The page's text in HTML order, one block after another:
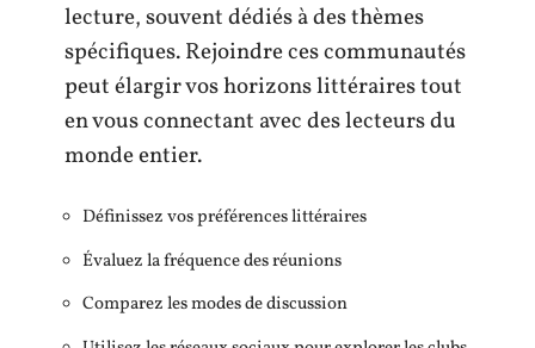
lecture, souvent dédiés à des thèmes
spécifiques. Rejoindre ces communautés
peut élargir vos horizons littéraires tout
en vous connectant avec des lecteurs du
monde entier.
Définissez vos préférences littéraires
Évaluez la fréquence des réunions
Comparez les modes de discussion